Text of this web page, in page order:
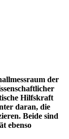
der
Hilfskraft
daran, die
Beide sind
ebenso